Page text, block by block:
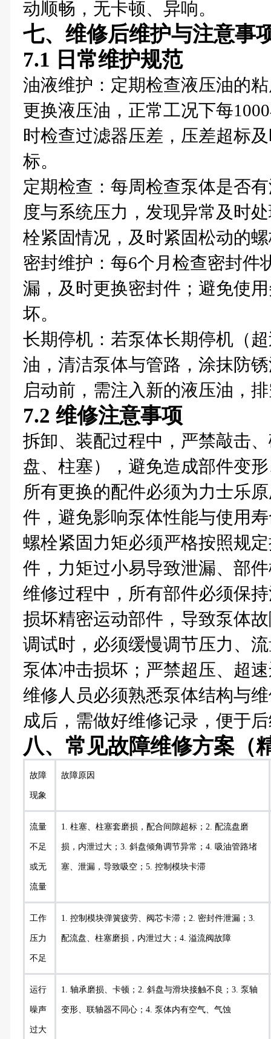
动顺畅，无卡顿、异响。
七、维修后维护与注意事
7.1 日常维护规范
油液维护：定期检查液压油的
更换液压油，正常工况下每
时检查过滤器压差，压差超标
标。
定期检查：每周检查泵体是否
度与系统压力，发现异常及时
栓紧固情况，及时紧固松动的
密封维护：每6个月检查密封件
漏，及时更换密封件；避免使
坏。
长期停机：若泵体长期停机（
油，清洁泵体与管路，涂抹防
启动前，需注入新的液压油，
7.2 维修注意事项
拆卸、装配过程中，严禁敲击
盘、柱塞），避免造成部件变
所有更换的配件必须为力士乐
件，避免影响泵体性能与使用
螺栓紧固力矩必须严格按照规
件，力矩过小易导致泄漏、部
维修过程中，所有部件必须保
损坏精密运动部件，导致泵体
调试时，必须缓慢调节压力、
泵体冲击损坏；严禁超压、超
维修人员必须熟悉泵体结构与
成后，需做好维修记录，便于
八、常见故障维修方案（
故障
现象
故障原因
流量
不足
或无
流量
1. 柱塞、柱塞套磨损，配合间隙超标；2. 配流盘磨
损，内泄过大；3. 斜盘倾角调节异常；4. 吸油管路堵
塞、泄漏，导致吸空；5. 控制模块卡滞
工作
压力
不足
1. 控制模块弹簧疲劳、阀芯卡滞；2. 密封件泄漏；3.
配流盘、柱塞磨损，内泄过大；4. 溢流阀故障
运行
噪声
过大
1. 轴承磨损、卡顿；2. 斜盘与滑块接触不良；3. 泵轴
变形、联轴器不同心；4. 泵体内有空气、气蚀